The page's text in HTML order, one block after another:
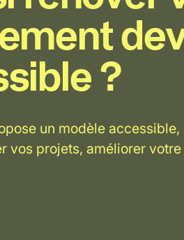
?
un modèle
vos projets, améliorer